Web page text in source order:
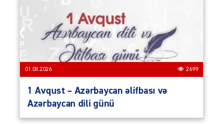
01.08.2026 2699
1 Avqust – Azərbaycan əlifbası və
Azərbaycan dili günü